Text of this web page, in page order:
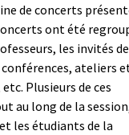
de concerts
ont été
les invités
conférences, ateliers
Plusieurs de ces
au long de la
les étudiants de la